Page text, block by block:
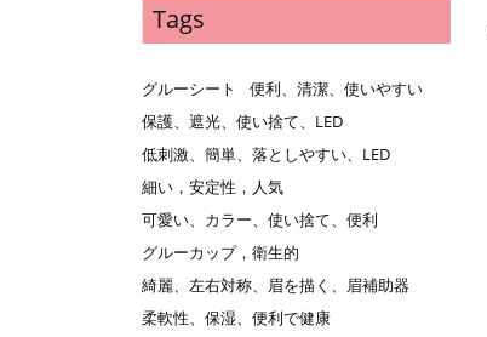
Tags
グルーシート
便利、清潔、使いやすい
保護、遮光、使い捨て、LED
低刺激、簡単、落としやすい、LED
細い，安定性，人気
可愛い、カラー、使い捨て、便利
グルーカップ，衛生的
綺麗、左右対称、眉を描く、眉補助器
柔軟性、保湿、便利で健康